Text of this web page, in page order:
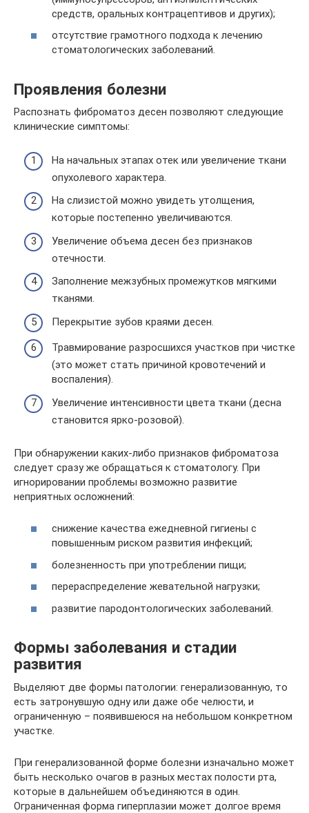
средств, оральных контрацептивов и других);
отсутствие грамотного подхода к лечению
стоматологических заболеваний.
Проявления болезни
Распознать фиброматоз десен позволяют следующие
клинические симптомы:
На начальных этапах отек или увеличение ткани
опухолевого характера.
На слизистой можно увидеть утолщения,
которые постепенно увеличиваются.
Увеличение объема десен без признаков
отечности.
Заполнение межзубных промежутков мягкими
тканями.
Перекрытие зубов краями десен.
Травмирование разросшихся участков при чистке
(это может стать причиной кровотечений и
воспаления).
Увеличение интенсивности цвета ткани (десна
становится ярко-розовой).
При обнаружении каких-либо признаков фиброматоза
следует сразу же обращаться к стоматологу. При
игнорировании проблемы возможно развитие
неприятных осложнений:
снижение качества ежедневной гигиены с
повышенным риском развития инфекций;
болезненность при употреблении пищи;
перераспределение жевательной нагрузки;
развитие пародонтологических заболеваний.
Формы заболевания и стадии
развития
Выделяют две формы патологии: генерализованную, то
есть затронувшую одну или даже обе челюсти, и
ограниченную – появившеюся на небольшом конкретном
участке.
При генерализованной форме болезни изначально может
быть несколько очагов в разных местах полости рта,
которые в дальнейшем объединяются в один.
Ограниченная форма гиперплазии может долгое время